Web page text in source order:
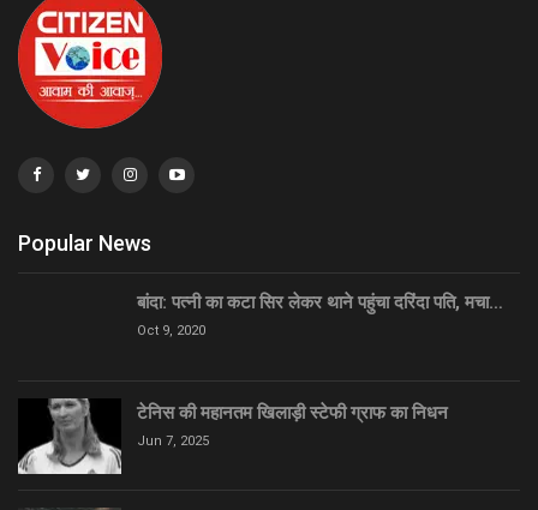
Popular News
बांदा: पत्नी का कटा सिर लेकर थाने पहुंचा दरिंदा पति, मचा…
Oct 9, 2020
टेनिस की महानतम खिलाड़ी स्टेफी ग्राफ का निधन
Jun 7, 2025